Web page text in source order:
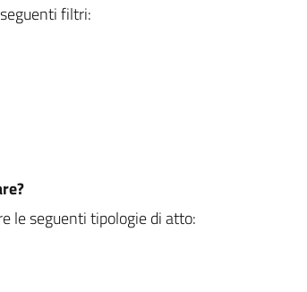
filtri:
le seguenti tipologie di atto: